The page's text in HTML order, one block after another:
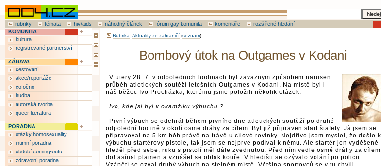
rubriky témata hiv/aids náhodný článek fórum gay komunita komentáře rozšířené hledání
Rubrika: Aktuality ze zahraničí (seznam)
Bombový útok na Outgames v Kodani
V úterý 28. 7. v odpoledních hodinách byl závažným způsobem narušen
průběh atletických soutěží letošních Outgames v Kodani. Na místě byl i
náš běžec Ivo Procházka, kterému jsme položili několik otázek:
Ivo, kde jsi byl v okamžiku výbuchu ?
První výbuch se odehrál během prvního dne atletických soutěží po druhé
odpolední hodině v okolí osmé dráhy za cílem. Byl již připraven start štafety. Já jsem se
připravoval na 5 km běh právě na trávě u cílové rovinky. Nejdříve jsem myslel, že došlo k
výbuchu startérovy pistole, tak jsem se nejprve podíval k němu. Ale startér jen vyděšeně
hleděl před sebe, ruku s pistolí měl dále zvednutou. Před ním vedle osmé dráhy za cílem
dohasínal plamen a vznášel se oblak kouře. V hledišti se ozývalo volání po policii.
Vzápětí se ozval druhý výbuch na stejném místě. Většina sportovců se v tu chvíli
KOMUNITA
kultura
registrované partnerství
ZÁBAVA
cestování
akce/reportáže
cofočno
hudba
autorská tvorba
queer literatura
PORADNA
otázky homosexuality
intimní poradna
období coming-outu
zdravotní poradna